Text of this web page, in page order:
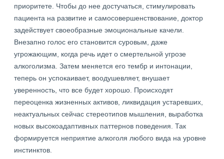
приоритете. Чтобы до нее достучаться, стимулировать
пациента на развитие и самосовершенствование, доктор
задействует своеобразные эмоциональные качели.
Внезапно голос его становится суровым, даже
угрожающим, когда речь идет о смертельной угрозе
алкоголизма. Затем меняется его тембр и интонации,
теперь он успокаивает, воодушевляет, внушает
уверенность, что все будет хорошо. Происходят
переоценка жизненных активов, ликвидация устаревших,
неактуальных сейчас стереотипов мышления, выработка
новых высокоадаптивных паттернов поведения. Так
формируется неприятие алкоголя любого вида на уровне
инстинктов.